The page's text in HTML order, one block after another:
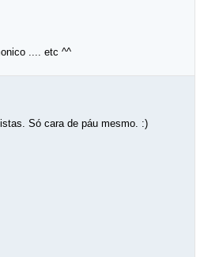
.... etc ^^
Só cara de páu mesmo. :)